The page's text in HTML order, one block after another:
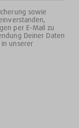
sowie
per E-Mail zu
Deiner Daten
unserer